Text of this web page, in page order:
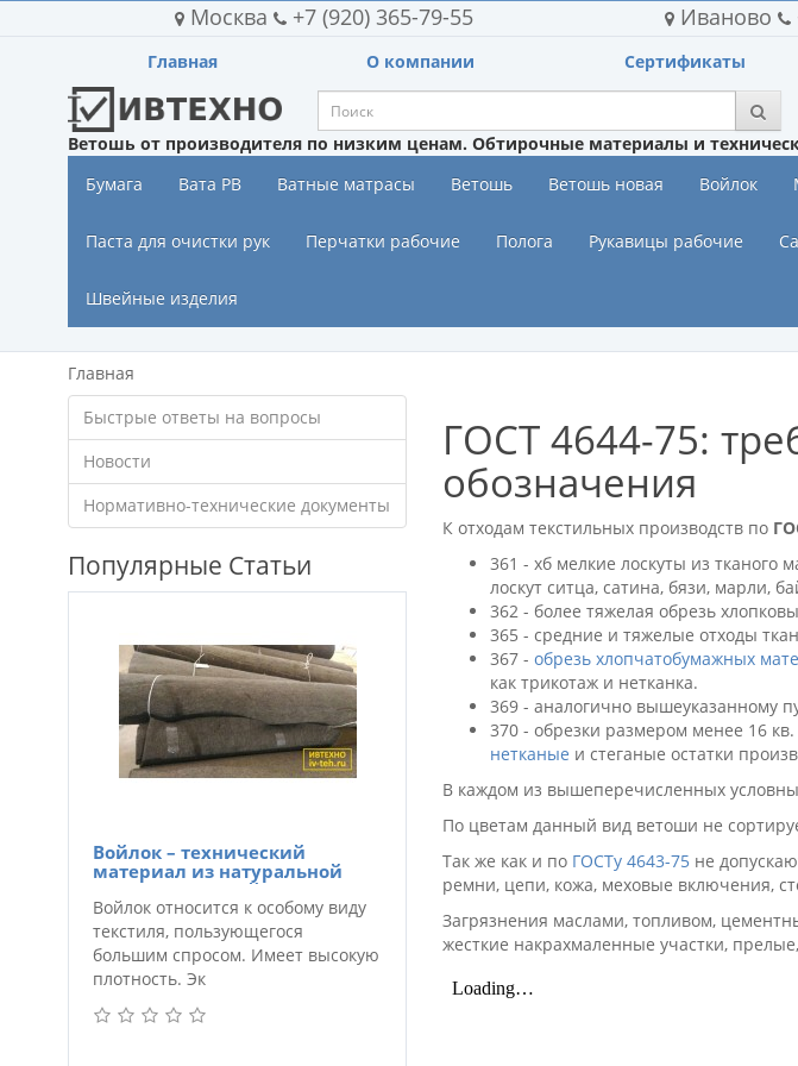
Москва +7 (920) 365-79-55 Иваново
Главная О компании Сертификаты
Ветошь от производителя по низким ценам. Обтирочные материалы и
Бумага Вата РВ Ватные матрасы Ветошь Ветошь новая Войлок
Паста для очистки рук Перчатки рабочие Полога Рукавицы рабочие
Швейные изделия
Главная
Быстрые ответы на вопросы
Новости
Нормативно-технические документы
Популярные Статьи
Войлок – технический
материал из натуральной
шерсти листовой и в рулонах
Войлок относится к особому виду
текстиля, пользующегося
большим спросом. Имеет высокую
плотность. Эк
ГОСТ 4644-75:
обозначения
К отходам текстильных производств по
361 - хб мелкие лоскуты из тканого
лоскут ситца, сатина, бязи, марли,
362 - более тяжелая обрезь
365 - средние и тяжелые отходы
367 - обрезь хлопчатобумажных
как трикотаж и нетканка.
369 - аналогично вышеуказанному
370 - обрезки размером менее 16
нетканые и стеганые остатки
В каждом из вышеперечисленных
По цветам данный вид ветоши не
Так же как и по ГОСТу 4643-75 не
ремни, цепи, кожа, меховые включения,
Загрязнения маслами, топливом,
жесткие накрахмаленные участки,